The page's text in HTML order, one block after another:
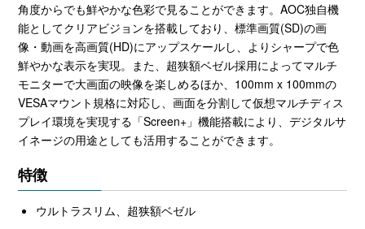
角度からでも鮮やかな色彩で見ることができます。AOC独自機
能としてクリアビジョンを搭載しており、標準画質(SD)の画
像・動画を高画質(HD)にアップスケールし、よりシャープで色
鮮やかな表示を実現。また、超狭額ベゼル採用によってマルチ
モニターで大画面の映像を楽しめるほか、100mm x 100mmの
VESAマウント規格に対応し、画面を分割して仮想マルチディス
プレイ環境を実現する「Screen+」機能搭載により、デジタルサ
イネージの用途としても活用することができます。
特徴
ウルトラスリム、超狭額ベゼル